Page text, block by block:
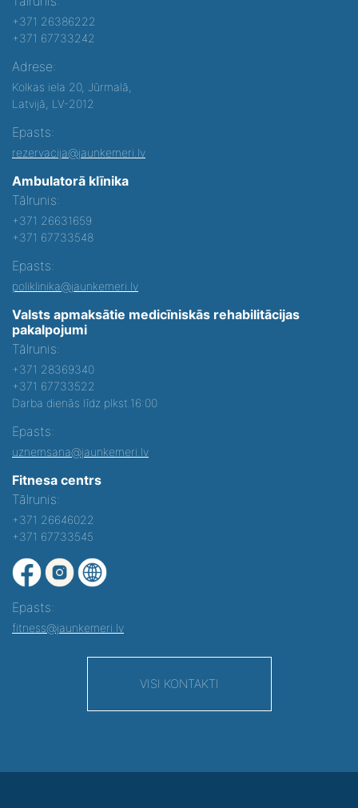
+371 26386222
+371 67733242
Adrese:
Kolkas iela 20, Jūrmalā,
Latvijā, LV-2012
Epasts:
rezervacija@jaunkemeri.lv
Ambulatorā klīnika
Tālrunis:
+371 26631659
+371 67733548
Epasts:
poliklinika@jaunkemeri.lv
Valsts apmaksātie medicīniskās rehabilitācijas
pakalpojumi
Tālrunis:
+371 28369340
+371 67733522
Darba dienās līdz plkst.16:00
Epasts:
uznemsana@jaunkemeri.lv
Fitnesa centrs
Tālrunis:
+371 26646022
+371 67733545
Epasts:
fitness@jaunkemeri.lv
VISI KONTAKTI